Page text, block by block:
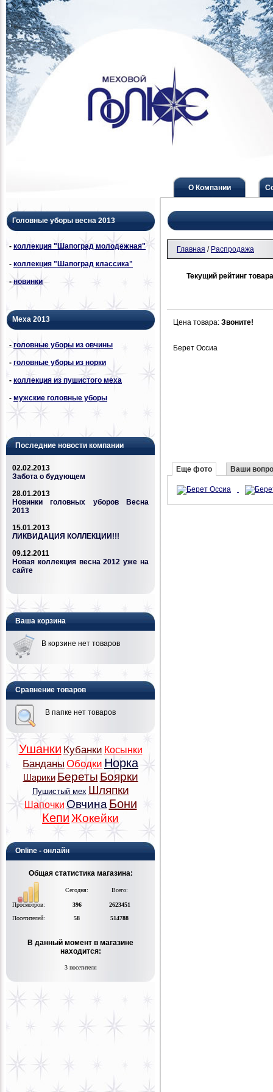
О Компании
Головные уборы весна 2013
- коллекция "Шапоград молодежная"
- коллекция "Шапоград классика"
-новинки
Меха 2013
-головные уборы из овчины
- головные уборы из норки
- коллекция из пушистого меха
- мужские головные уборы
Последние новости компании
02.02.2013
Забота о будующем
28.01.2013
Новинки головных уборов Весна
2013
15.01.2013
ЛИКВИДАЦИЯ КОЛЛЕКЦИИ!!!
09.12.2011
Новая коллекция весна 2012 уже на
сайте
Ваша корзина
В корзине нет товаров
Сравнение товаров
В папке нет товаров
Ушанки Кубанки Косынки
БанданыОбодки Норка
Шарики Береты Боярки
Пушистый мех Шляпки
Шапочки Овчина Бони
Кепи Жокейки
Online - онлайн
Общая статистика магазина:
Сегодня: Всего:
Просмотров: 396
2623451
Посетителей:
58 514788
В данный момент в магазине
находится:
3 посетителя
Главная / Распродажа
Текущий рейтинг
Цена товара: Звоните!
Берет Оссиа
Еще фото Ваши